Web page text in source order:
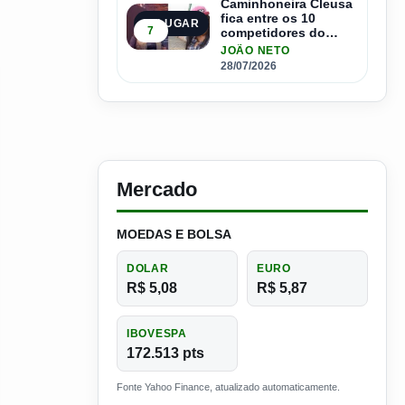
5º LUGAR
7
Caminhoneira Cleusa
fica entre os 10
competidores do
Master Driver Brasil
JOÃO NETO
28/07/2026
Mercado
MOEDAS E BOLSA
DOLAR
R$ 5,08
EURO
R$ 5,87
IBOVESPA
172.513 pts
Fonte Yahoo Finance, atualizado automaticamente.